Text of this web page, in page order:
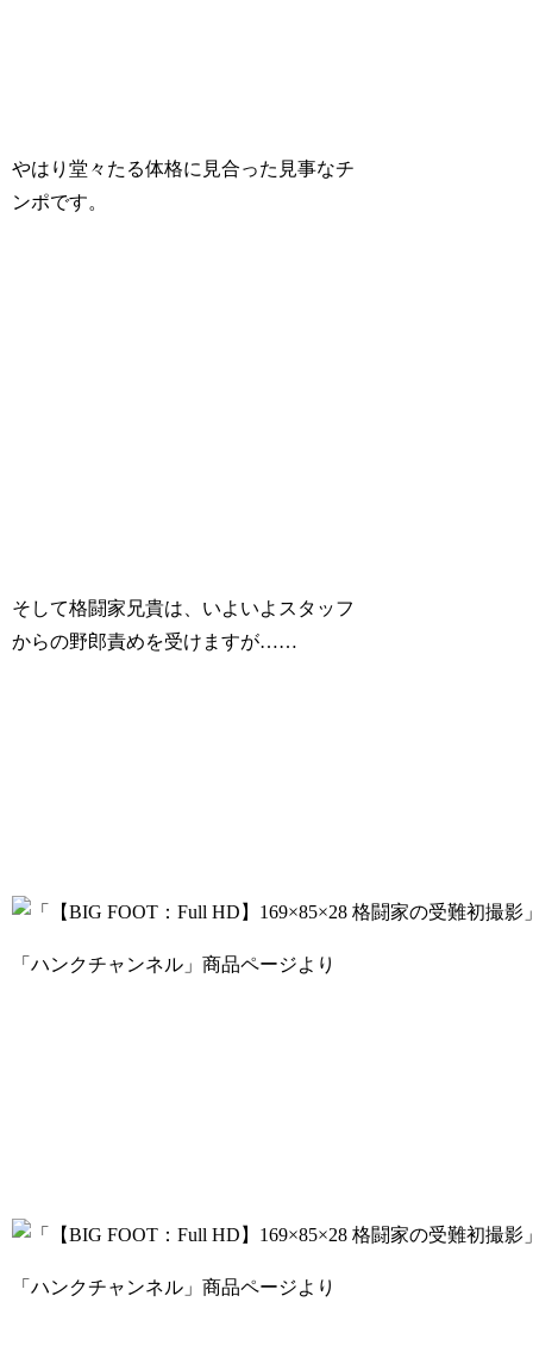
やはり堂々たる体格に見合った見事なチ
ンポです。
そして格闘家兄貴は、いよいよスタッフ
からの野郎責めを受けますが……
「ハンクチャンネル」商品ページより
「ハンクチャンネル」商品ページより